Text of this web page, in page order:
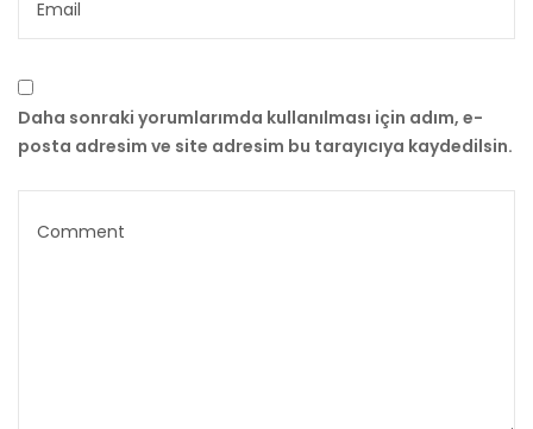
Daha sonraki yorumlarımda kullanılması için adım, e-
posta adresim ve site adresim bu tarayıcıya kaydedilsin.